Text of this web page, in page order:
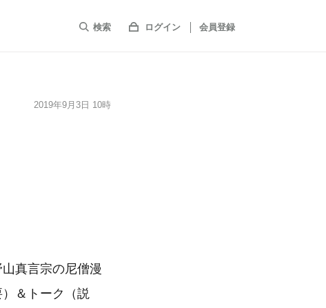
検索 ログイン 会員登録
2019年9月3日 10時
２
真言宗の尼僧漫
＆トーク（説